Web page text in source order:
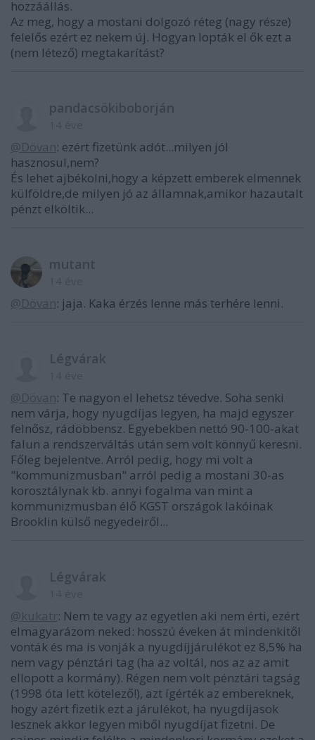
hozzáállás.
Az meg, hogy a mostani dolgozó réteg (nagy része)
felelős ezért ez nekem új. Hogyan lopták el ők ezt a
(nem létező) megtakarítást?
pandacsökiboborján
@Dövan: ezért fizetünk adót...milyen jól
hasznosul,nem?
És lehet ajbékolni,hogy a képzett emberek elmennek
külföldre,de milyen jó az államnak,amikor hazautalt
pénzt elköltik...
mutant
@Dövan: jaja. Kaka érzés lenne más terhére lenni.
Légvárak
@Dövan: Te nagyon el lehetsz tévedve. Soha senki
nem várja, hogy nyugdíjas legyen, ha majd egyszer
felnősz, rádöbbensz. Egyebekben nettó 90-100-akat
falun a rendszerváltás után sem volt könnyű keresni.
Főleg bejelentve. Arról pedig, hogy mi volt a
"kommunizmusban" arról pedig a mostani 30-as
korosztálynak kb. annyi fogalma van mint a
kommunizmusban élő KGST országok lakóinak
Brooklin külső negyedeiről...
Légvárak
@kukatr: Nem te vagy az egyetlen aki nem érti, ezért
elmagyarázom neked: hosszú éveken át mindenkitől
vonták és ma is vonják a nyugdíjjárulékot ez 8,5% ha
nem vagy pénztári tag (ha az voltál, nos az az amit
ellopott a kormány). Régen nem volt pénztári tagság
(1998 óta lett kötelező!), azt ígérték az embereknek,
hogy azért fizetik ezt a járulékot, ha nyugdíjasok
lesznek akkor legyen miből nyugdíjat fizetni. De